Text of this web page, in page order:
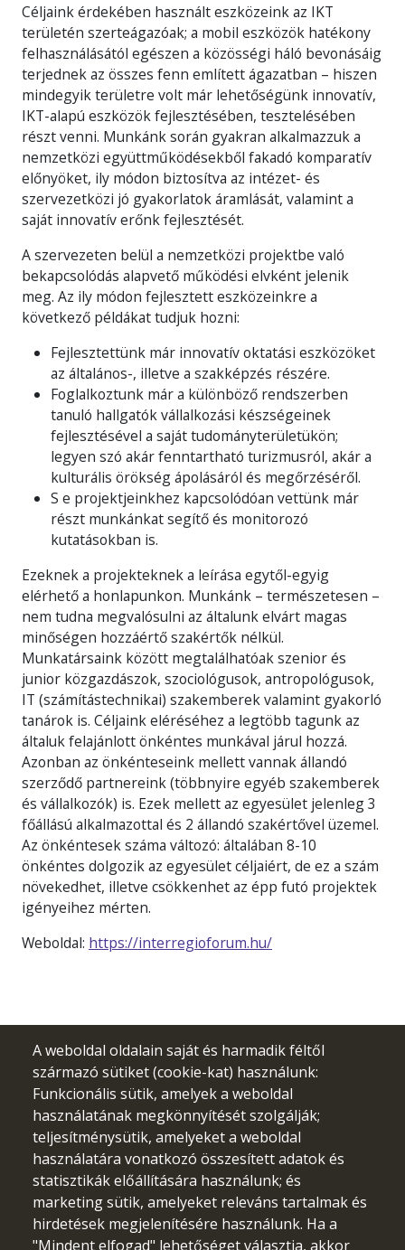
Céljaink érdekében használt eszközeink az IKT
területén szerteágazóak; a mobil eszközök hatékony
felhasználásától egészen a közösségi háló bevonásáig
terjednek az összes fenn említett ágazatban – hiszen
mindegyik területre volt már lehetőségünk innovatív,
IKT-alapú eszközök fejlesztésében, tesztelésében
részt venni. Munkánk során gyakran alkalmazzuk a
nemzetközi együttműködésekből fakadó komparatív
előnyöket, ily módon biztosítva az intézet- és
szervezetközi jó gyakorlatok áramlását, valamint a
saját innovatív erőnk fejlesztését.
A szervezeten belül a nemzetközi projektbe való
bekapcsolódás alapvető működési elvként jelenik
meg. Az ily módon fejlesztett eszközeinkre a
következő példákat tudjuk hozni:
Fejlesztettünk már innovatív oktatási eszközöket
az általános-, illetve a szakképzés részére.
Foglalkoztunk már a különböző rendszerben
tanuló hallgatók vállalkozási készségeinek
fejlesztésével a saját tudományterületükön;
legyen szó akár fenntartható turizmusról, akár a
kulturális örökség ápolásáról és megőrzéséről.
S e projektjeinkhez kapcsolódóan vettünk már
részt munkánkat segítő és monitorozó
kutatásokban is.
Ezeknek a projekteknek a leírása egytől-egyig
elérhető a honlapunkon. Munkánk – természetesen –
nem tudna megvalósulni az általunk elvárt magas
minőségen hozzáértő szakértők nélkül.
Munkatársaink között megtalálhatóak szenior és
junior közgazdászok, szociológusok, antropológusok,
IT (számítástechnikai) szakemberek valamint gyakorló
tanárok is. Céljaink eléréséhez a legtöbb tagunk az
általuk felajánlott önkéntes munkával járul hozzá.
Azonban az önkénteseink mellett vannak állandó
szerződő partnereink (többnyire egyéb szakemberek
és vállalkozók) is. Ezek mellett az egyesület jelenleg 3
főállású alkalmazottal és 2 állandó szakértővel üzemel.
Az önkéntesek száma változó: általában 8-10
önkéntes dolgozik az egyesület céljaiért, de ez a szám
növekedhet, illetve csökkenhet az épp futó projektek
igényeihez mérten.
Weboldal: https://interregioforum.hu/
A weboldal oldalain saját és harmadik féltől
származó sütiket (cookie-kat) használunk:
Funkcionális sütik, amelyek a weboldal
használatának megkönnyítését szolgálják;
teljesítménysütik, amelyeket a weboldal
használatára vonatkozó összesített adatok és
statisztikák előállítására használunk; és
marketing sütik, amelyeket releváns tartalmak és
hirdetések megjelenítésére használunk. Ha a
"Mindent elfogad" lehetőséget választja, akkor